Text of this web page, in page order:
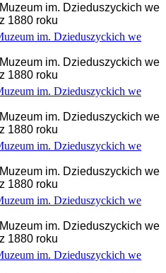
im. Dzieduszyckich we
1880 roku
im. Dzieduszyckich we
1880 roku
im. Dzieduszyckich we
1880 roku
im. Dzieduszyckich we
1880 roku
im. Dzieduszyckich we
1880 roku